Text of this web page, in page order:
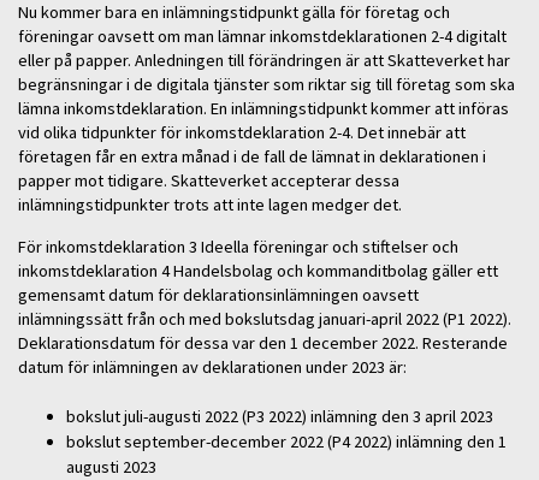
Nu kommer bara en inlämningstidpunkt gälla för företag och
föreningar oavsett om man lämnar inkomstdeklarationen 2-4 digitalt
eller på papper. Anledningen till förändringen är att Skatteverket har
begränsningar i de digitala tjänster som riktar sig till företag som ska
lämna inkomstdeklaration. En inlämningstidpunkt kommer att införas
vid olika tidpunkter för inkomstdeklaration 2-4. Det innebär att
företagen får en extra månad i de fall de lämnat in deklarationen i
papper mot tidigare. Skatteverket accepterar dessa
inlämningstidpunkter trots att inte lagen medger det.
För inkomstdeklaration 3 Ideella föreningar och stiftelser och
inkomstdeklaration 4 Handelsbolag och kommanditbolag gäller ett
gemensamt datum för deklarationsinlämningen oavsett
inlämningssätt från och med bokslutsdag januari-april 2022 (P1 2022).
Deklarationsdatum för dessa var den 1 december 2022. Resterande
datum för inlämningen av deklarationen under 2023 är:
bokslut juli-augusti 2022 (P3 2022) inlämning den 3 april 2023
bokslut september-december 2022 (P4 2022) inlämning den 1
augusti 2023